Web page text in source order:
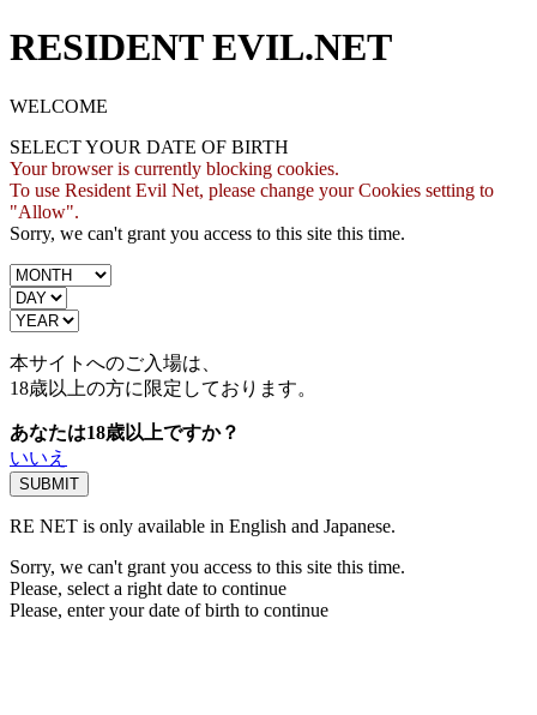
RESIDENT EVIL.NET
WELCOME
SELECT YOUR DATE OF BIRTH
Your browser is currently blocking cookies.
To use Resident Evil Net, please change your Cookies setting to
"Allow".
Sorry, we can't grant you access to this site this time.
本サイトへのご入場は、
18歳以上の方に限定しております。
あなたは18歳以上ですか？
いいえ
RE NET is only available in English and Japanese.
Sorry, we can't grant you access to this site this time.
Please, select a right date to continue
Please, enter your date of birth to continue